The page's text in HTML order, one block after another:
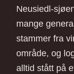
Neusiedl-
mange
stammer fra
område, og
alltid stått på